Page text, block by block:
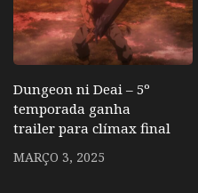
Dungeon ni Deai – 5º
temporada ganha
trailer para clímax final
MARÇO 3, 2025